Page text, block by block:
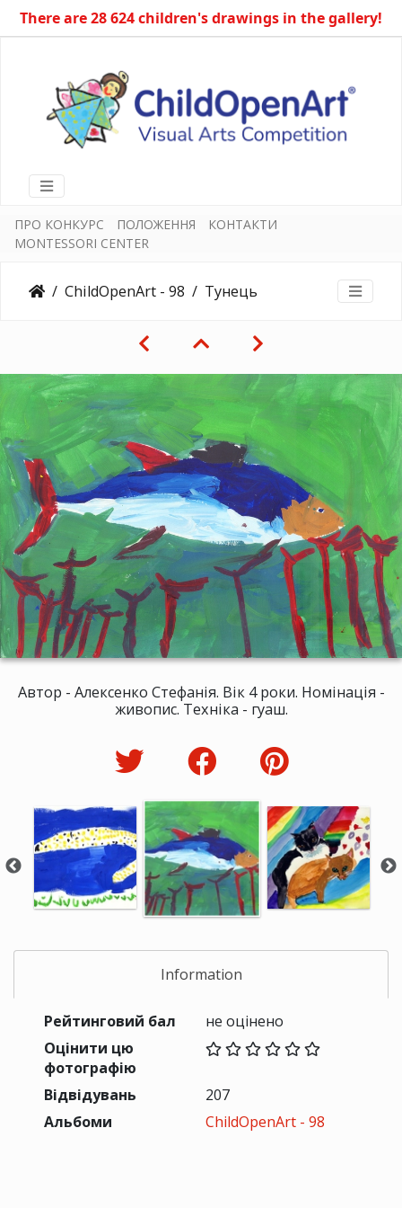
There are 28 624 children's drawings in the gallery!
ПРО КОНКУРС ПОЛОЖЕННЯ
КОНТАКТИ
MONTESSORI CENTER
ChildOpenArt - 98 Тунець
Автор - Алексенко Стефанія. Вік 4 роки. Номінація -
живопис. Техніка - гуаш.
Information
Рейтинговий бал
не оцінено
Оцінити цю
фотографію
Відвідувань
207
Альбоми
ChildOpenArt - 98